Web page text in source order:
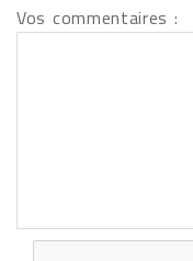
Vos commentaires :